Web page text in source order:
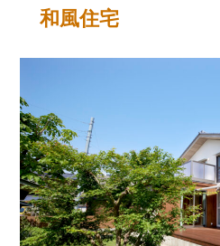
和風住宅